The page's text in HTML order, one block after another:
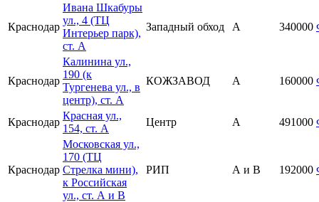
Краснодар
Ивана Шкабуры
ул., 4 (ТЦ
Интерьер парк),
ст. А
Западный обход А 340000
Краснодар
Калинина ул.,
190 (к
Тургенева ул., в
центр), ст. А
КОЖЗАВОД A 160000
Краснодар
Красная ул.,
154, ст. А
Центр А 491000
Краснодар
Московская ул.,
170 (ТЦ
Стрелка мини),
к Российская
ул., ст. А и В
РИП А и В 192000